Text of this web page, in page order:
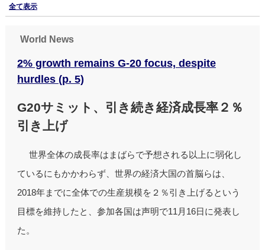
全て表示
World News
2% growth remains G-20 focus, despite
hurdles (p. 5)
G20サミット、引き続き経済成長率２％
引き上げ
世界全体の成長率はまばらで予想される以上に弱化し
ているにもかかわらず、世界の経済大国の首脳らは、
2018年までに全体での生産規模を２％引き上げるという
目標を維持したと、参加各国は声明で11月16日に発表し
た。